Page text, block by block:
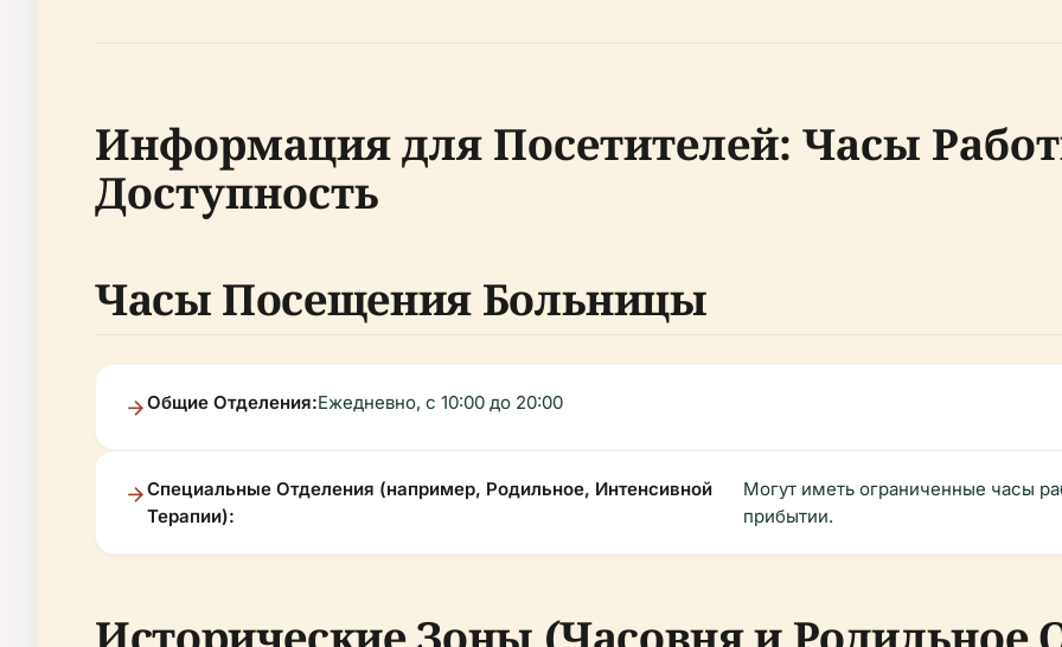
Информация для Посетителей: Часы
Доступность
Часы Посещения Больницы
Общие Отделения:Ежедневно, с 10:00 до 20:00
Специальные Отделения (например, Родильное, Интенсивной
Терапии):
Могут иметь ограниченные часы
прибытии.